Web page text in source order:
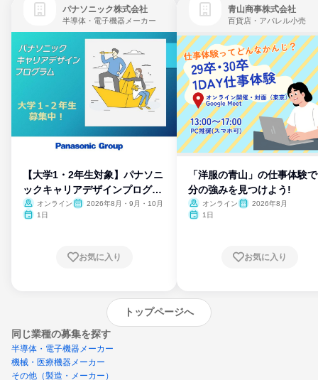
パナソニック株式会社
半導体・電子機器メーカー
【大学1・2年生対象】パナソニ
ックキャリアデザインプログラ
ム
オンライン
2026年8月・9月・10月
1日
お気に入り
青山商事株式会社
百貨店・アパレル小売
「洋服の青山」の仕事体験
分の強みを見つけよう!
オンライン
2026年8月
1日
お気に入り
トップページへ
同じ業種の募集を探す
半導体・電子機器メーカー
機械・医療機器メーカー
その他（製造・メーカー）